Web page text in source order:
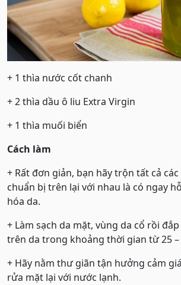
+ 1 thìa nước cốt chanh
+ 2 thìa dầu ô liu Extra Virgin
+ 1 thìa muối biển
Cách làm
+ Rất đơn giản, bạn hãy trộn tất cả
chuẩn bị trên lại với nhau là có ngay
hóa da.
+ Làm sạch da mặt, vùng da cổ rồi
trên da trong khoảng thời gian từ 25 –
+ Hãy nằm thư giãn tận hưởng cảm
rửa mặt lại với nước lạnh.